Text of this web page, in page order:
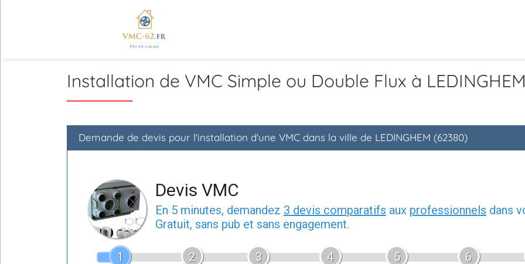
Installation de VMC Simple ou Double Flux à
Demande de devis pour l'installation d'une VMC dans la ville de LEDINGHEM (62380)
Devis VMC
En 5 minutes, demandez 3 devis comparatifs aux professionnels dans
Gratuit, sans pub et sans engagement.
1 2 3 4 5 6